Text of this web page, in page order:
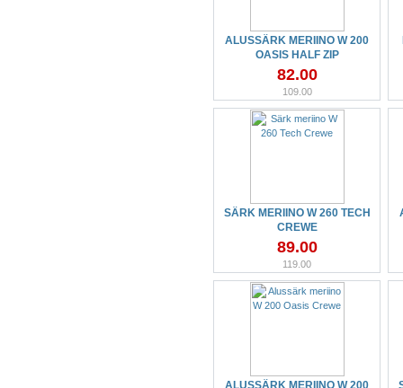
ALUSSÄRK MERIINO W 200
OASIS HALF ZIP
82.00
109.00
SÄRK MERIINO W 260 TECH
CREWE
89.00
119.00
ALUSSÄRK MERIINO W 200